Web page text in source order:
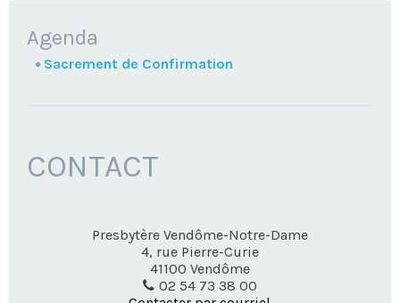
NAVIGATION
Agenda
Sacrement de Confirmation
CONTACT
Presbytère Vendôme-Notre-Dame
4, rue Pierre-Curie
41100 Vendôme
02 54 73 38 00